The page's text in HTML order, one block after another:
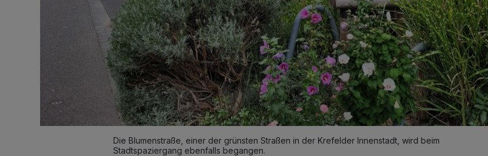
Die Blumenstraße, einer der grünsten Straßen in der Krefelder Innenstadt, wird beim
Stadtspaziergang ebenfalls begangen.